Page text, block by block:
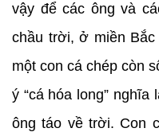
vậy để các ông và
chầu trời, ở miền
một con cá chép còn
ý “cá hóa long”
ông táo về trời. Con